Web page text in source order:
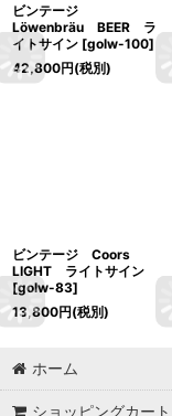
ビンテージ
Löwenbräu BEER ラ
イトサイン [golw-100]
42,800円(税別)
ビンテージ Coors
LIGHT ライトサイン
[golw-83]
13,800円(税別)
ホーム
ショッピングカート